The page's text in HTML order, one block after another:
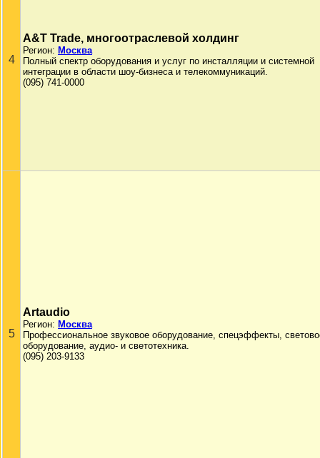
4
A&T Trade, многоотраслевой холдинг
Регион: Москва
Полный спектр оборудования и услуг по инсталляции и системной
интеграции в области шоу-бизнеса и телекоммуникаций.
(095) 741-0000
5
Artaudio
Регион: Москва
Профессиональное звуковое оборудование, спецэффекты,
оборудование, аудио- и светотехника.
(095) 203-9133